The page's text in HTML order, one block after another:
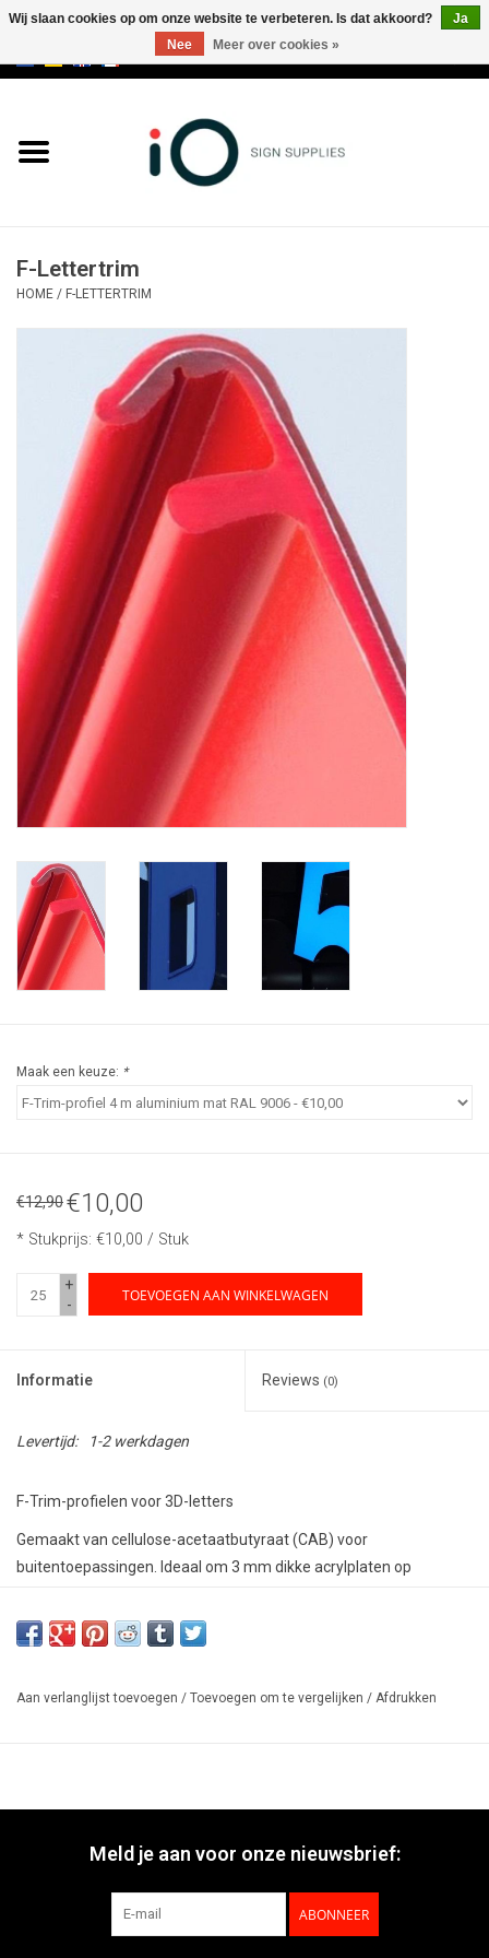
Merken
Bel ons op +32 3 353 67 63
F-Lettertrim
HOME / F-LETTERTRIM
Maak een keuze: *
€12,90€10,00
* Stukprijs: €10,00 / Stuk
+
-
TOEVOEGEN AAN WINKELWAGEN
Informatie Reviews (0)
Levertijd: 1-2 werkdagen
F-Trim-profielen voor 3D-letters
Gemaakt van cellulose-acetaatbutyraat (CAB) voor
buitentoepassingen. Ideaal om 3 mm dikke acrylplaten op
* zolang de voorraad strekt
Aan verlanglijst toevoegen / Toevoegen om te vergelijken / Afdrukken
Meld je aan voor onze nieuwsbrief:
ABONNEER
Wij slaan cookies op om onze website te verbeteren. Is dat akkoord?
Ja
Nee
Meer over cookies »